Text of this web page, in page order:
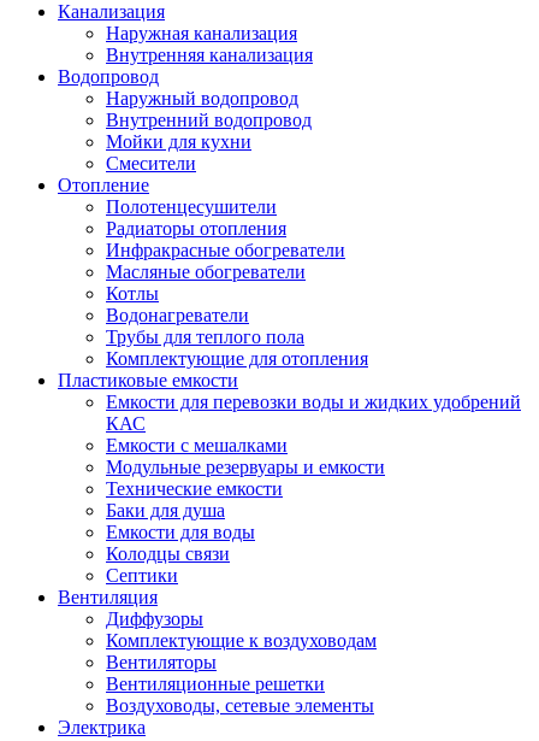
Канализация
Наружная канализация
Внутренняя канализация
Водопровод
Наружный водопровод
Внутренний водопровод
Мойки для кухни
Смесители
Отопление
Полотенцесушители
Радиаторы отопления
Инфракрасные обогреватели
Масляные обогреватели
Котлы
Водонагреватели
Трубы для теплого пола
Комплектующие для отопления
Пластиковые емкости
Емкости для перевозки воды и жидких удобрений
КАС
Емкости с мешалками
Модульные резервуары и емкости
Технические емкости
Баки для душа
Емкости для воды
Колодцы связи
Септики
Вентиляция
Диффузоры
Комплектующие к воздуховодам
Вентиляторы
Вентиляционные решетки
Воздуховоды, сетевые элементы
Электрика